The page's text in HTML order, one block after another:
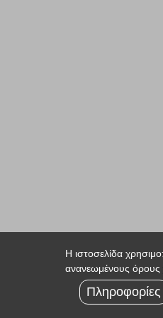
Η ιστοσελίδα
ανανεωμένους όρους
Πληροφορίες